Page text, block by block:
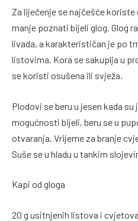
Za liječenje se najčešće koriste
manje poznati bijeli glog. Glog
livada, a karakterističan je po
listovima. Kora se sakuplja u
se koristi osušena ili svježa.
Plodovi se beru u jesen kada
mogućnosti bijeli, beru se u
otvaranja. Vrijeme za branje
Suše se u hladu u tankim
Kapi od gloga
20 g usitnjenih listova i